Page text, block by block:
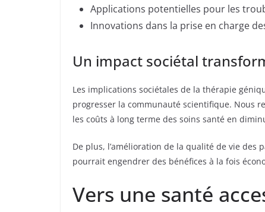
Applications potentielles pour les
Innovations dans la prise en charge
Un impact sociétal
Les implications sociétales de la thérapie
progresser la communauté scientifique. Nous
les coûts à long terme des soins santé en
De plus, l’amélioration de la qualité de vie
pourrait engendrer des bénéfices à la fois
Vers une santé